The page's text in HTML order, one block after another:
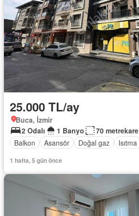
25.000 TL/ay
Buca, İzmir
2 Odalı
1 Banyo
70 metrekare
Balkon
Asansör Doğal gaz Isıtma
1 hafta, 5 gün önce